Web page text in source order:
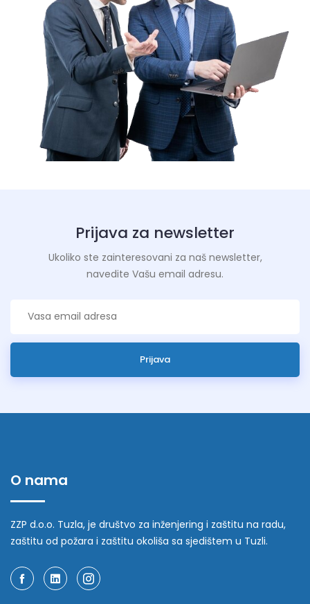
Prijava za newsletter
Ukoliko ste zainteresovani za naš newsletter,
navedite Vašu email adresu.
Prijava
O nama
ZZP d.o.o. Tuzla, je društvo za inženjering i zaštitu na radu,
zaštitu od požara i zaštitu okoliša sa sjedištem u Tuzli.